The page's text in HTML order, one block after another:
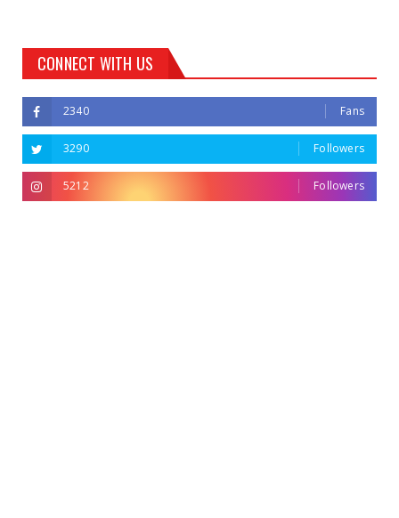
CONNECT WITH US
2340 Fans
3290 Followers
5212 Followers